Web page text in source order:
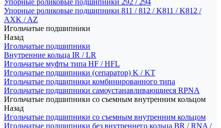
Упорные роликовые подшипники 292 / 294
Упорные роликовые подшипники 811 / 812 / K811 / K812 /
AXK / AZ
Игольчатые подшипники
Назад
Игольчатые подшипники
Внутренние кольца IR / LR
Игольчатые муфты типа HF / HFL
Игольчатые подшипники (сепаратор) K / KT
Игольчатые подшипники комбинированного типа
Игольчатые подшипники самоустанавливающиеся RPNA
Игольчатые подшипники со съемным внутренним кольцом
Назад
Игольчатые подшипники со съемным внутренним кольцом
Игольчатые подшипники без внутреннего кольца BR / RNA /